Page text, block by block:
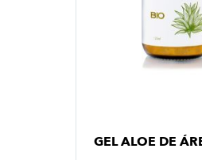
GEL ALOE DE